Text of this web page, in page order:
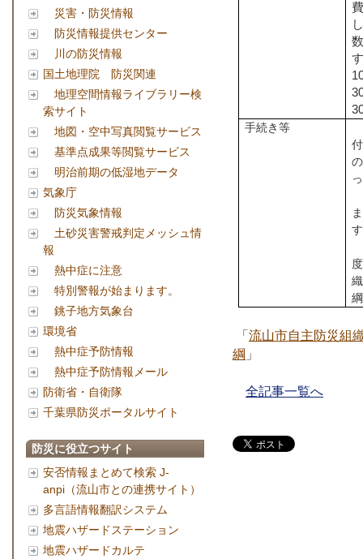
災害・防災情報
防災情報提供センター
川の防災情報
国土地理院 防災関連
地理空間情報ライブラリー検
索サイト
地図・空中写真閲覧サービス
基準点成果等閲覧サービス
明治前期の低湿地データ
気象庁
防災気象情報
土砂災害警戒判定メッシュ情
報
熱中症に注意
特別警報が始まります。
銚子地方気象台
環境省
熱中症予防情報
熱中症予防情報メール
防衛省・自衛隊
千葉県防災ポータルサイト
防災に役立つサイト
安否情報まとめて検索 J-
anpi（流山市との連携サイト）
多言語情報翻訳システム
地震ハザードステーション
地震ハザードカルテ
手続き等
「 流山市自主防災組
綱 」
全記事一覧へ